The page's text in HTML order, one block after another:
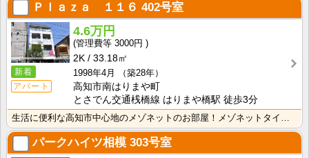
Ｐｌａｚａ １１６ 402号室
新着
アパート
4.6万円
3000円
2K
33.18㎡
1998年4月
（築28年）
高知市南はりまや町
とさでん交通桟橋線 はりまや橋駅 徒歩3分
生活に便利な高知市中心地のメゾネットのお部屋！メゾネットタイプのお部屋は収納に使ったりプライベートと･･･
パークハイツ相模 303号室